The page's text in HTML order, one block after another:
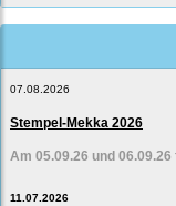
07.08.2026
Stempel-Mekka 2026
Am 05.09.26 und
11.07.2026